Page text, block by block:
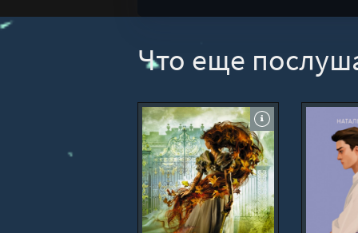
Лондон, Финч-лейн
9. Тяжелый гнет
Лондон, Шу-лейн
10. Проклятая земля_01
Грейс, 1897
11. Кроны и фунты_01
Что еще